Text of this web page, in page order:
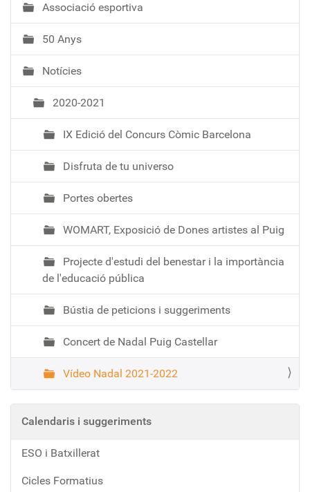
Associació esportiva
50 Anys
Notícies
2020-2021
IX Edició del Concurs Còmic Barcelona
Disfruta de tu universo
Portes obertes
WOMART, Exposició de Dones artistes al Puig
Projecte d'estudi del benestar i la importància
de l'educació pública
Bústia de peticions i suggeriments
Concert de Nadal Puig Castellar
Vídeo Nadal 2021-2022
Calendaris i suggeriments
ESO i Batxillerat
Cicles Formatius